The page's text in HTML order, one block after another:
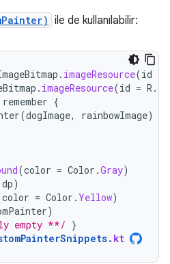
ile de kullanılabilir:
. imageResource(id
. imageResource(id = R .
remember {
(dogImage, rainbowImage)
(color = Color .Gray)
dp)
color = Color . Yellow)
)
empty **/ }
. kt